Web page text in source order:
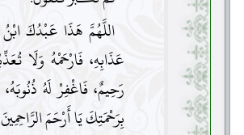
اللَّهُمَّ هَذَا عَبْدُكَ
عَذَابِهِ، فَارْحَمْهُ وَلَا
رَحِيمٌ، فَاغْفِرْ لَهُ
بِرَحْمَتِكَ يَا أَرْحَمَ